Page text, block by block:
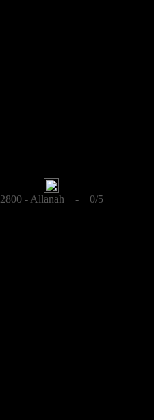
2800 - Allanah - 0/5